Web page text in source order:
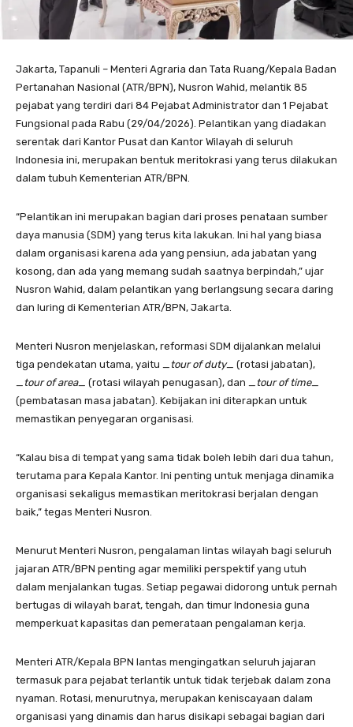
Jakarta, Tapanuli – Menteri Agraria dan Tata Ruang/Kepala Badan
Pertanahan Nasional (ATR/BPN), Nusron Wahid, melantik 85
pejabat yang terdiri dari 84 Pejabat Administrator dan 1 Pejabat
Fungsional pada Rabu (29/04/2026). Pelantikan yang diadakan
serentak dari Kantor Pusat dan Kantor Wilayah di seluruh
Indonesia ini, merupakan bentuk meritokrasi yang terus dilakukan
dalam tubuh Kementerian ATR/BPN.
“Pelantikan ini merupakan bagian dari proses penataan sumber
daya manusia (SDM) yang terus kita lakukan. Ini hal yang biasa
dalam organisasi karena ada yang pensiun, ada jabatan yang
kosong, dan ada yang memang sudah saatnya berpindah,” ujar
Nusron Wahid, dalam pelantikan yang berlangsung secara daring
dan luring di Kementerian ATR/BPN, Jakarta.
Menteri Nusron menjelaskan, reformasi SDM dijalankan melalui
tiga pendekatan utama, yaitu _ tour of duty_ (rotasi jabatan),
tour of area_ (rotasi wilayah penugasan), dan _ tour of time_
(pembatasan masa jabatan). Kebijakan ini diterapkan untuk
memastikan penyegaran organisasi.
“Kalau bisa di tempat yang sama tidak boleh lebih dari dua tahun,
terutama para Kepala Kantor. Ini penting untuk menjaga dinamika
organisasi sekaligus memastikan meritokrasi berjalan dengan
baik,” tegas Menteri Nusron.
Menurut Menteri Nusron, pengalaman lintas wilayah bagi seluruh
jajaran ATR/BPN penting agar memiliki perspektif yang utuh
dalam menjalankan tugas. Setiap pegawai didorong untuk pernah
bertugas di wilayah barat, tengah, dan timur Indonesia guna
memperkuat kapasitas dan pemerataan pengalaman kerja.
Menteri ATR/Kepala BPN lantas mengingatkan seluruh jajaran
termasuk para pejabat terlantik untuk tidak terjebak dalam zona
nyaman. Rotasi, menurutnya, merupakan keniscayaan dalam
organisasi yang dinamis dan harus disikapi sebagai bagian dari